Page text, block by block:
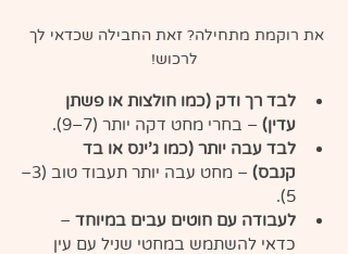
את רוקמת מתחילה? זאת החבילה שכדאי לך
לרכוש!
לבד רך ודק (כמו חולצות או פשתן
עדין) – בחרי מחט דקה יותר (7–9).
לבד עבה יותר (כמו ג'ינס או בד
קנבס)
– מחט עבה יותר תעבוד טוב (3–
5).
לעבודה עם חוטים עבים במיוחד –
כדאי להשתמש במחטי שניל עם עין